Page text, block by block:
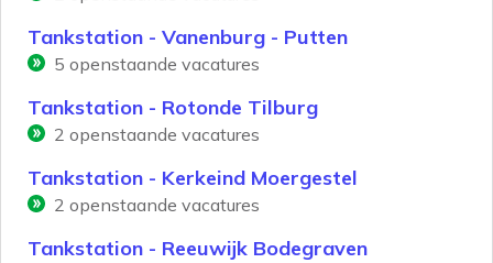
Tankstation - Vanenburg - Putten
5 openstaande vacatures
Tankstation - Rotonde Tilburg
2 openstaande vacatures
Tankstation - Kerkeind Moergestel
2 openstaande vacatures
Tankstation - Reeuwijk Bodegraven